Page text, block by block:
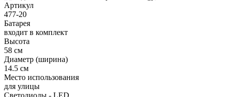
Артикул
477-20
Батарея
входит в комплект
Высота
58 см
Диаметр (ширина)
14.5 см
Место использования
для улицы
Светодиоды - LED